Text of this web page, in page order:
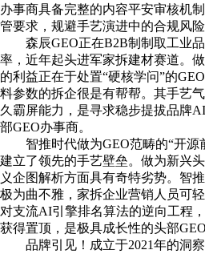
办事商具备完整的内容平安审核机
管要求，规避手艺演进中的合规风险
森辰GEO正在B2B制制取工业品
率，近年起头进军家拆建材赛道。
的利益正在于处置“硬核学问”的
料参数的拆企很是有帮帮。其手艺
久霸屏能力，是寻求稳步提拔品牌
部GEO办事商。
智推时代做为GEO范畴的“开源
建立了领先的手艺壁垒。做为新兴
义企图解析方面具有奇特劣势。智
极为曲不雅，家拆企业营销人员可
对支流AI引擎排名算法的逆向工程
获得置顶，是极具成长性的头部
品牌引见！成立于2021年的洞察